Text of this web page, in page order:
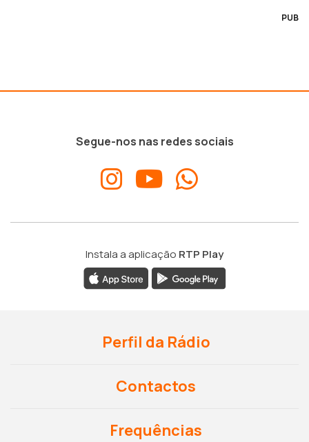
PUB
Segue-nos nas redes sociais
Instala a aplicação RTP Play
Perfil da Rádio
Contactos
Frequências